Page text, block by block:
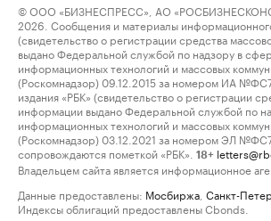
© ООО «БИЗНЕСПРЕСС», АО
2026. Сообщения и материалы
(свидетельство о регистрации средства
выдано Федеральной службой по надзору в
информационных технологий и массовых
(Роскомнадзор) 09.12.2015 за номером ИА
издания «РБК» (свидетельство о регистрации
информации выдано Федеральной службой по
информационных технологий и массовых
(Роскомнадзор) 03.12.2021 за номером ЭЛ
сопровождаются пометкой «РБК».
18+
Владельцем сайта является информационное
Данные предоставлены: Мосбиржа Санкт-
Индексы облигаций предоставлены Cbonds.